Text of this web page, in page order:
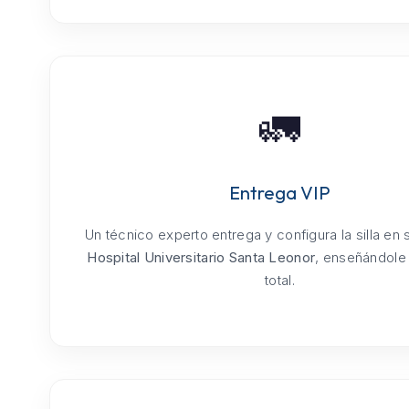
🚛
Entrega VIP
Un técnico experto entrega y configura la silla en
Hospital Universitario Santa Leonor,
total.